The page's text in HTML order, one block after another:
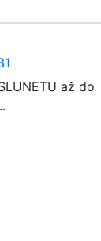
až do